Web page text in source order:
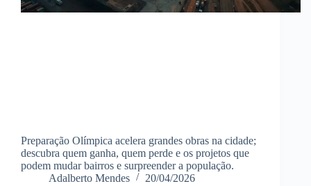
Preparação Olímpica acelera grandes obras na cidade;
descubra quem ganha, quem perde e os projetos que
podem mudar bairros e surpreender a população.
Adalberto Mendes
20/04/2026